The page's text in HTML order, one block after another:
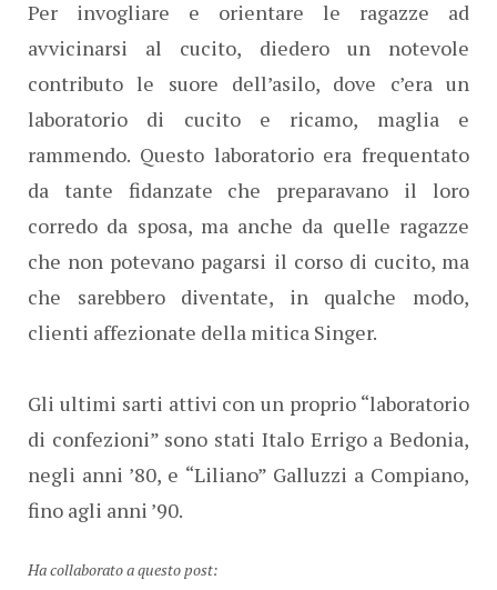
Per invogliare e orientare le ragazze ad
avvicinarsi al cucito, diedero un notevole
contributo le suore dell’asilo, dove c’era un
laboratorio di cucito e ricamo, maglia e
rammendo. Questo laboratorio era frequentato
da tante fidanzate che preparavano il loro
corredo da sposa, ma anche da quelle ragazze
che non potevano pagarsi il corso di cucito, ma
che sarebbero diventate, in qualche modo,
clienti affezionate della mitica Singer.
Gli ultimi sarti attivi con un proprio “laboratorio
di confezioni” sono stati Italo Errigo a Bedonia,
negli anni ’80, e “Liliano” Galluzzi a Compiano,
fino agli anni ’90.
Ha collaborato a questo post: